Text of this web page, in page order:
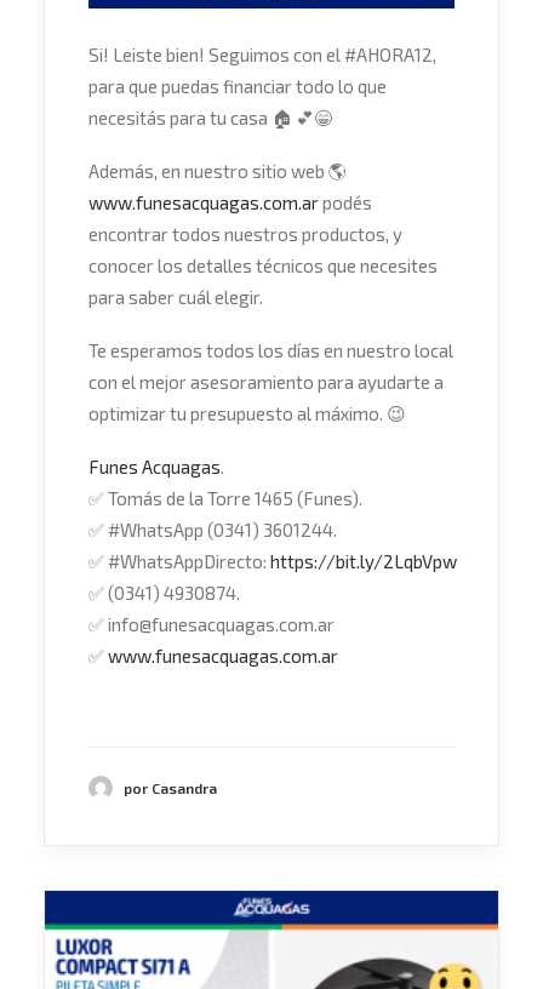
Si! Leiste bien! Seguimos con el#AHORA12,
para que puedas financiar todo lo que
necesitás para tu casa 🏠 💕😁
Además, en nuestro sitio web 🌎
www.funesacquagas.com.arpodés
encontrar todos nuestros productos, y
conocer los detalles técnicos que necesites
para saber cuál elegir.
Te esperamos todos los días en nuestro local
con el mejor asesoramiento para ayudarte a
optimizar tu presupuesto al máximo. 😉
Funes Acquagas.
✅Tomás de la Torre 1465 (Funes).
✅#WhatsApp (0341) 3601244.
✅#WhatsAppDirecto: https://bit.ly/2LqbVpw
✅(0341) 4930874.
✅info@funesacquagas.com.ar
✅www.funesacquagas.com.ar
por Casandra